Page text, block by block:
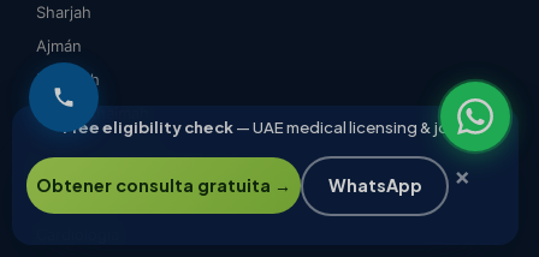
Sharjah
Ajmán
Fuyairah
Ras Al Khaimah
ESPECIALIDADES MÉDICAS
Free eligibility check— UAE medical licensing & jobs
Obtener consulta gratuita → WhatsApp ×